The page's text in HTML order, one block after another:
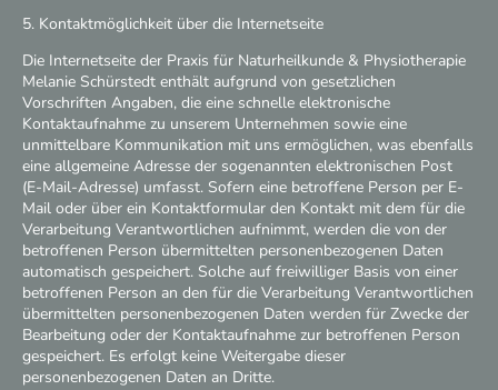
5. Kontaktmöglichkeit über die Internetseite
Die Internetseite der Praxis für Naturheilkunde & Physiotherapie
Melanie Schürstedt enthält aufgrund von gesetzlichen
Vorschriften Angaben, die eine schnelle elektronische
Kontaktaufnahme zu unserem Unternehmen sowie eine
unmittelbare Kommunikation mit uns ermöglichen, was ebenfalls
eine allgemeine Adresse der sogenannten elektronischen Post
(E-Mail-Adresse) umfasst. Sofern eine betroffene Person per E-
Mail oder über ein Kontaktformular den Kontakt mit dem für die
Verarbeitung Verantwortlichen aufnimmt, werden die von der
betroffenen Person übermittelten personenbezogenen Daten
automatisch gespeichert. Solche auf freiwilliger Basis von einer
betroffenen Person an den für die Verarbeitung Verantwortlichen
übermittelten personenbezogenen Daten werden für Zwecke der
Bearbeitung oder der Kontaktaufnahme zur betroffenen Person
gespeichert. Es erfolgt keine Weitergabe dieser
personenbezogenen Daten an Dritte.